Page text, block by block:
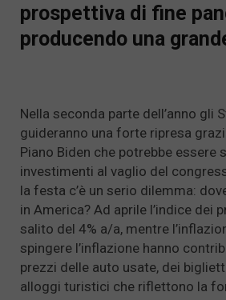
prospettiva di fine
producendo una
Nella seconda parte dell’anno gli
guideranno una forte ripresa
Piano Biden che potrebbe essere
investimenti al vaglio del
la festa c’è un serio dilemma:
in America? Ad aprile l’indice dei
salito del 4% a/a, mentre
spingere l’inflazione hanno
prezzi delle auto usate, dei
alloggi turistici che riflettono la